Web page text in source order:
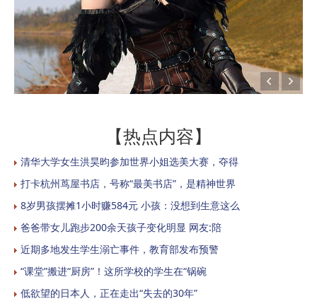
【热点内容】
清华大学女生洪昊昀参加世界小姐选美大赛，夺得
打卡杭州茑屋书店，号称“最美书店”，是精神世界
8岁男孩摆摊1小时赚584元 小孩：没想到生意这么
爸爸带女儿跑步200余天孩子变化明显 网友:陪
近期多地发生学生溺亡事件，教育部发布预警
“课堂”搬进“厨房”！这所学校的学生在“锅碗
低欲望的日本人，正在走出“失去的30年”